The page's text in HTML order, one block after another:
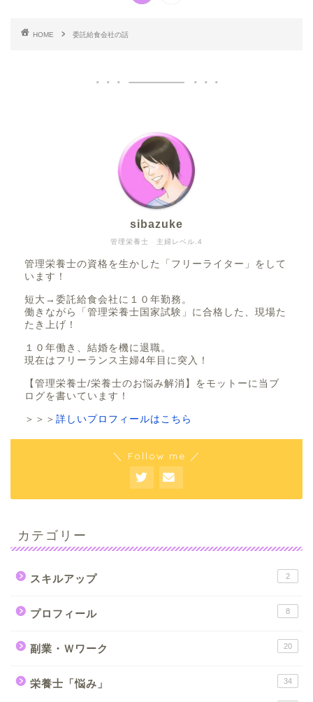
HOME 委託給食会社の話
管理栄養士 主婦レベル.4
sibazuke
管理栄養士の資格を生かした「フリーライター」をして
います！
短大→委託給食会社に１０年勤務。
働きながら「管理栄養士国家試験」に合格した、現場た
たき上げ！
１０年働き、結婚を機に退職。
現在はフリーランス主婦4年目に突入！
【管理栄養士/栄養士のお悩み解消】をモットーに当ブ
ログを書いています！
＞＞＞ 詳しいプロフィールはこちら
＼ Follow me ／
カテゴリー
スキルアップ 2
プロフィール 8
副業・Ｗワーク 20
栄養士「悩み」 34